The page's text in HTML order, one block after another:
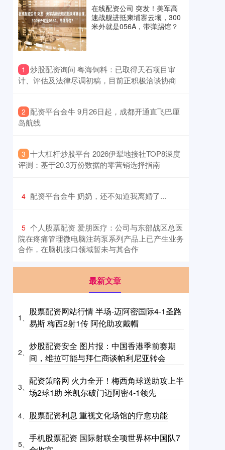
在线配资公司 突发！美军高
速战舰进抵柬埔寨云壤，300
米外就是056A，带弹踢馆？
1 ​炒股配资询问 粤海饲料：已取得天石项目审
计、评估及法律尽调初稿，目前正积极洽谈协商
2 ​配资平台金牛 9月26日起，成都开通直飞巴厘
岛航线
3 ​十大杠杆炒股平台 2026伊犁地接社TOP8深度
评测：基于20.3万份数据的零营销选择指南
4 ​配资平台金牛 奶奶，还不知道我离婚了...
5 ​个人股票配资 爱朋医疗：公司与东部战区总医
院在疼痛管理微电脑注药泵系列产品上已产生业务
合作，在脑机接口领域暂未与其合作
最新文章
1、
股票配资网站行情 半场-迈阿密国际4-1圣路
易斯 梅西2射1传 阿伦助攻戴帽
2、
炒股配资安全 图片报：中国香港季前赛期
间，维拉可能与拜仁商谈帕利尼亚转会
3、
配资策略网 火力全开！梅西角球送助攻上半
场2球1助 米凯尔破门迈阿密4-1领先
4、 股票配资利息 重视文化场馆的疗愈功能
5、
手机股票配资 国际射联全项世界杯中国队7